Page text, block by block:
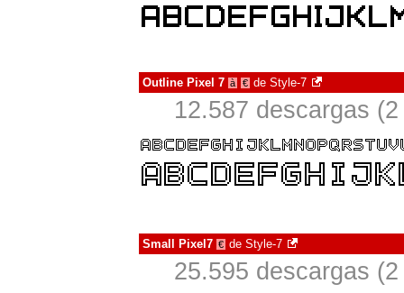
Outline Pixel 7 à € de Style-7
12.587 descargas
Small Pixel7 € de Style-7
25.595 descargas